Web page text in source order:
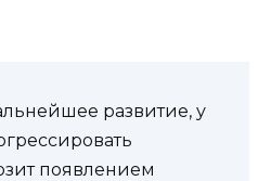
развитие, у
появлением